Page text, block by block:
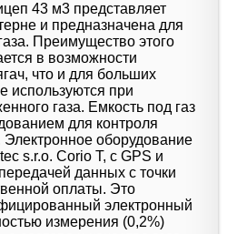
43 м3 представляет
и предназначена для
Преимущество этого
в возможности
что и для больших
используются при
газа. Емкость под газ
для контроля
Электронное оборудование
s.r.o. Corio Т, с GPS и
данных с точки
оплаты. Это
электронный
измерения (0,2%)